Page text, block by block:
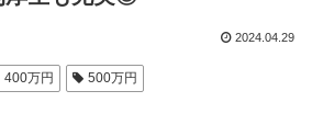
2024.04.29
400万円 500万円